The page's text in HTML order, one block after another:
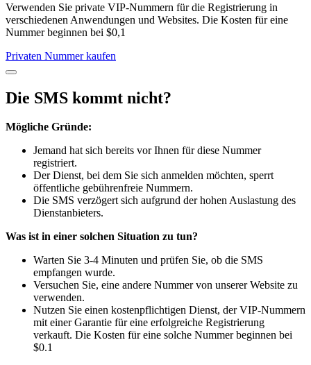
Verwenden Sie private VIP-Nummern für die Registrierung in
verschiedenen Anwendungen und Websites. Die Kosten für eine
Nummer beginnen bei $0,1
Privaten Nummer kaufen
Die SMS kommt nicht?
Mögliche Gründe:
Jemand hat sich bereits vor Ihnen für diese Nummer
registriert.
Der Dienst, bei dem Sie sich anmelden möchten, sperrt
öffentliche gebührenfreie Nummern.
Die SMS verzögert sich aufgrund der hohen Auslastung des
Dienstanbieters.
Was ist in einer solchen Situation zu tun?
Warten Sie 3-4 Minuten und prüfen Sie, ob die SMS
empfangen wurde.
Versuchen Sie, eine andere Nummer von unserer Website zu
verwenden.
Nutzen Sie einen kostenpflichtigen Dienst, der VIP-Nummern
mit einer Garantie für eine erfolgreiche Registrierung
verkauft. Die Kosten für eine solche Nummer beginnen bei
$0.1